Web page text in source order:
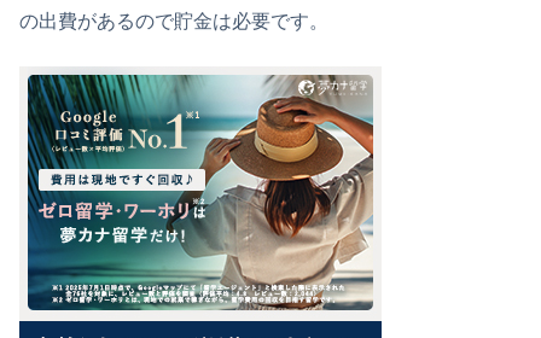
の出費があるので貯金は必要です。